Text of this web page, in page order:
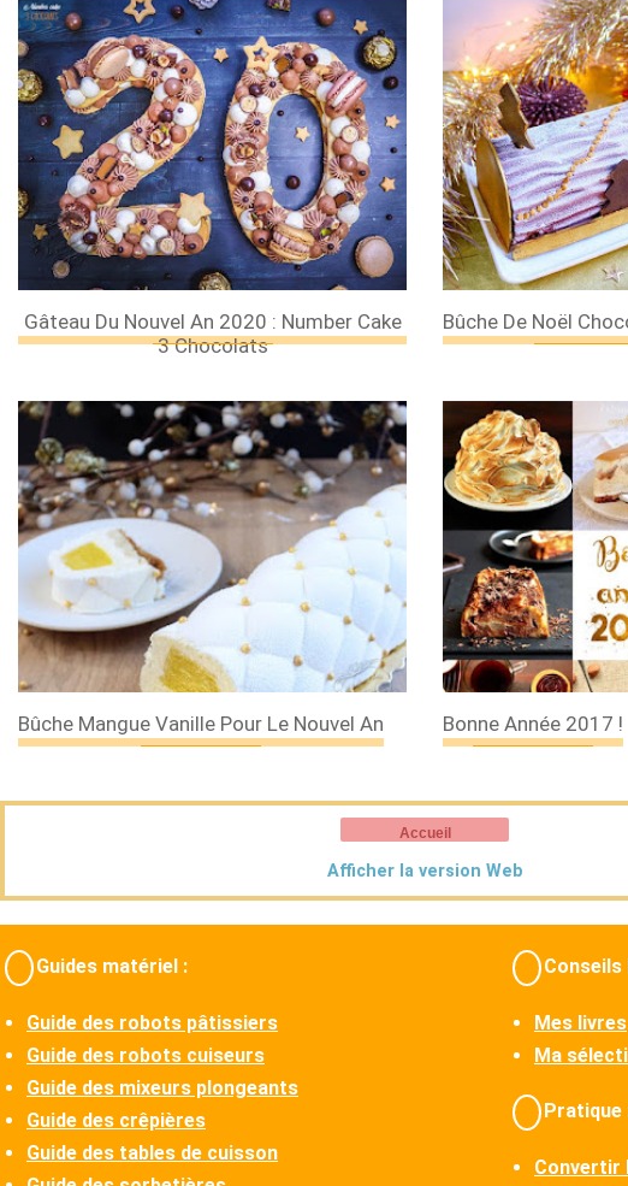
Gâteau Du Nouvel An 2020 : Number Cake
3 Chocolats
Bûche De Noël
Bûche Mangue Vanille Pour Le Nouvel An Bonne Année 2017 !
Accueil
Afficher la version Web
Guides matériel :
Guide des robots pâtissiers
Guide des robots cuiseurs
Guide des mixeurs plongeants
Guide des crêpières
Guide des tables de cuisson
Conseils
Mes livres
Ma
Pratique
Convertir